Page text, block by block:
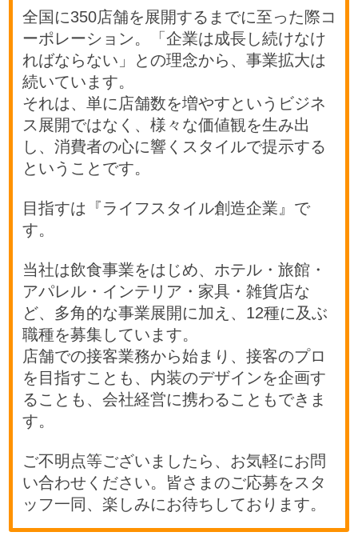
全国に350店舗を展開するまでに至った際コ
ーポレーション。「企業は成長し続けなけ
ればならない」との理念から、事業拡大は
続いています。
それは、単に店舗数を増やすというビジネ
ス展開ではなく、様々な価値観を生み出
し、消費者の心に響くスタイルで提示する
ということです。
目指すは『ライフスタイル創造企業』で
す。
当社は飲食事業をはじめ、ホテル・旅館・
アパレル・インテリア・家具・雑貨店な
ど、多角的な事業展開に加え、12種に及ぶ
職種を募集しています。
店舗での接客業務から始まり、接客のプロ
を目指すことも、内装のデザインを企画す
ることも、会社経営に携わることもできま
す。
ご不明点等ございましたら、お気軽にお問
い合わせください。皆さまのご応募をスタ
ッフ一同、楽しみにお待ちしております。